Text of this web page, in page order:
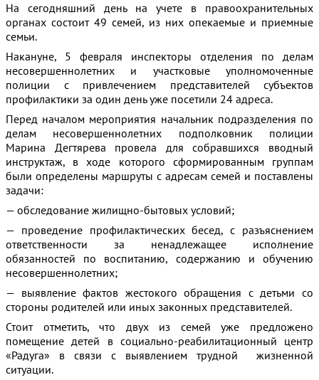
На сегодняшний день на учете в правоохранительных
органах состоит 49 семей, из них опекаемые и приемные
семьи.
Накануне, 5 февраля инспекторы отделения по делам
несовершеннолетних и участковые уполномоченные
полиции с привлечением представителей субъектов
профилактики за один день уже посетили 24 адреса.
Перед началом мероприятия начальник подразделения по
делам несовершеннолетних подполковник полиции
Марина Дегтярева провела для собравшихся вводный
инструктаж, в ходе которого сформированным группам
были определены маршруты с адресам семей и поставлены
задачи:
— обследование жилищно-бытовых условий;
— проведение профилактических бесед, с разъяснением
ответственности за ненадлежащее исполнение
обязанностей по воспитанию, содержанию и обучению
несовершеннолетних;
— выявление фактов жестокого обращения с детьми со
стороны родителей или иных законных представителей.
Стоит отметить, что двух из семей уже предложено
помещение детей в социально-реабилитационный центр
«Радуга» в связи с выявлением трудной жизненной
ситуации.